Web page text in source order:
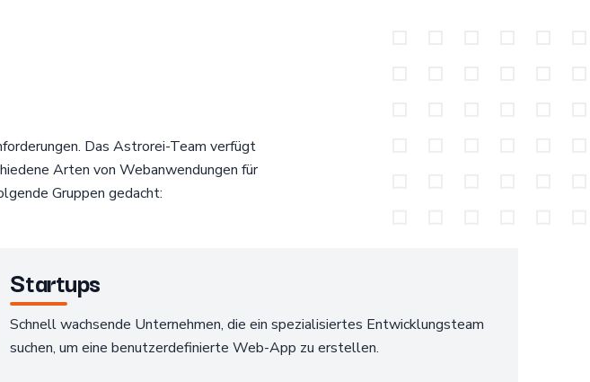
Das Astrorei-Team verfügt
Arten von Webanwendungen für
Gruppen gedacht:
Startups
Schnell wachsende Unternehmen, die ein spezialisiertes Entwicklungsteam
suchen, um eine benutzerdefinierte Web-App zu erstellen.